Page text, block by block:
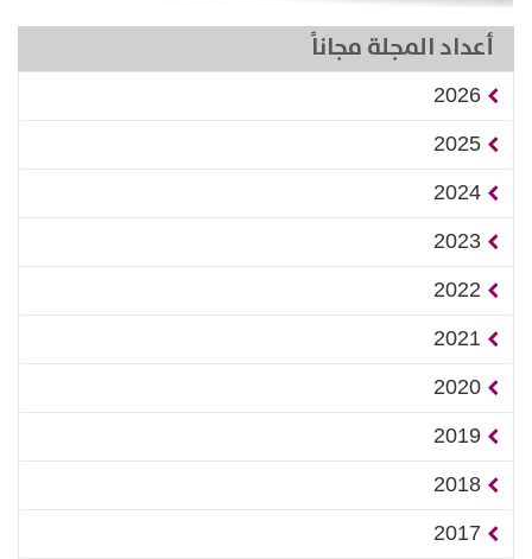
أعداد المجلة مجاناً
2026
2025
2024
2023
2022
2021
2020
2019
2018
2017